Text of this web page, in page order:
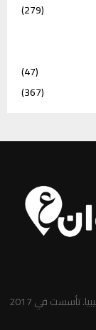
(279)
(47)
(367)
صحيفة العنوان الليبية صحيفة إلكترونية تعني بنشر أخبار ليبيا. تأسست في 2017